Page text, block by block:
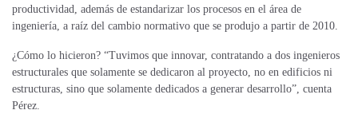
productividad, además de estandarizar los procesos en el área de
ingeniería, a raíz del cambio normativo que se produjo a partir de 2010.
¿Cómo lo hicieron? “Tuvimos que innovar, contratando a dos ingenieros
estructurales que solamente se dedicaron al proyecto, no en edificios ni
estructuras, sino que solamente dedicados a generar desarrollo”, cuenta
Pérez.